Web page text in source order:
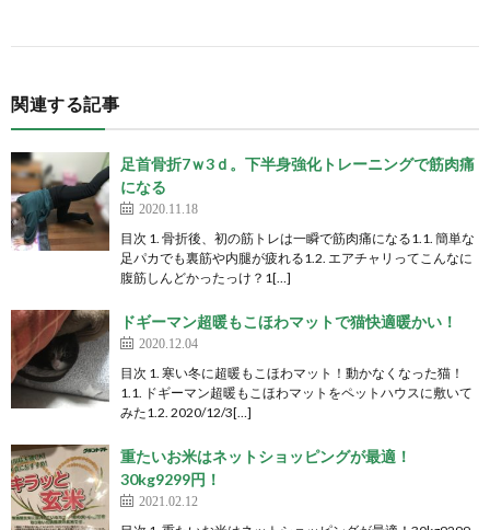
関連する記事
足首骨折7ｗ3ｄ。下半身強化トレーニングで筋肉痛
になる
2020.11.18
目次 1. 骨折後、初の筋トレは一瞬で筋肉痛になる1.1. 簡単な
足パカでも裏筋や内腿が疲れる1.2. エアチャリってこんなに
腹筋しんどかったっけ？1[…]
ドギーマン超暖もこほわマットで猫快適暖かい！
2020.12.04
目次 1. 寒い冬に超暖もこほわマット！動かなくなった猫！
1.1. ドギーマン超暖もこほわマットをペットハウスに敷いて
みた1.2. 2020/12/3[…]
重たいお米はネットショッピングが最適！
30kg9299円！
2021.02.12